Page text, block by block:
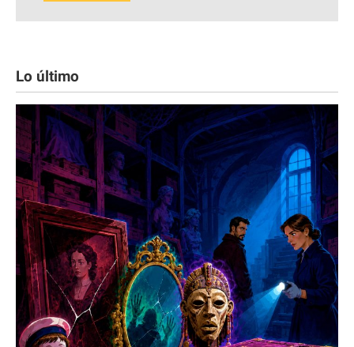
Lo último